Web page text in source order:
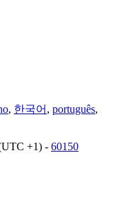
, 한국어 , português,
+1) - 60150